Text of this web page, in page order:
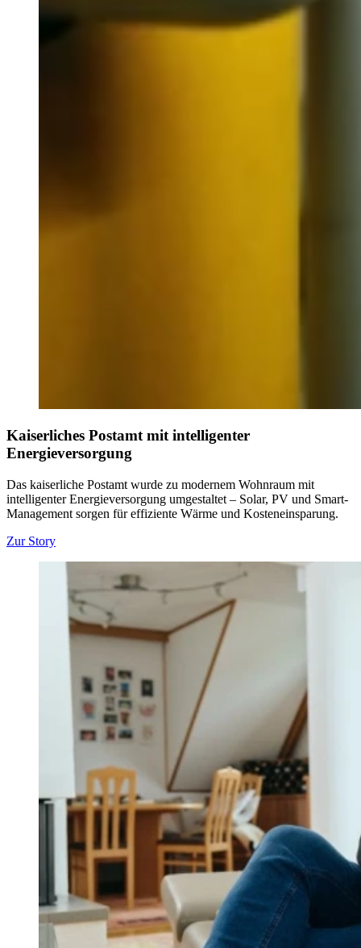
Kaiserliches Postamt mit intelligenter
Energieversorgung
Das kaiserliche Postamt wurde zu modernem Wohnraum mit
intelligenter Energieversorgung umgestaltet – Solar, PV und Smart-
Management sorgen für effiziente Wärme und Kosteneinsparung.
Zur Story